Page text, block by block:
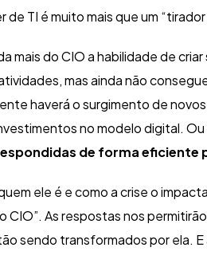
TI é muito mais que um
mais do CIO a habilidade de
mas ainda não
haverá o surgimento de
no modelo digital. Ou
de forma eficiente
ele é e como a crise o
As respostas nos
sendo transformados por ela.